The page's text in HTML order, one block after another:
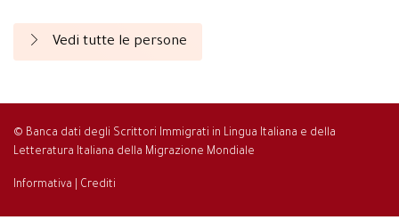
Vedi tutte le persone
© Banca dati degli Scrittori Immigrati in Lingua Italiana e della
Letteratura Italiana della Migrazione Mondiale
Informativa Crediti